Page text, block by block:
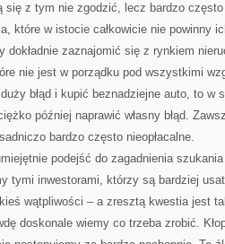
się z tym nie zgodzić, lecz bardzo
które w istocie całkowicie nie powinny
dokładnie zaznajomić się z rynkiem
nie jest w porządku pod wszystkimi
duży błąd i kupić beznadziejne auto, to w
później naprawić własny błąd.
bardzo często nieopłacalne.
podejść do zagadnienia
tymi inwestorami, którzy są bardziej
wątpliwości – a zresztą kwestia jest
doskonale wiemy co trzeba zrobić.